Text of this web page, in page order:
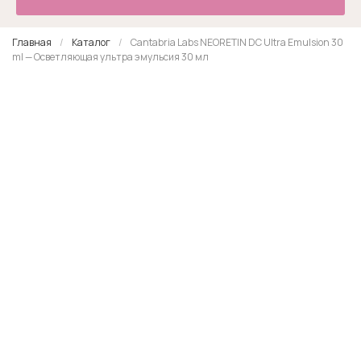
Главная Каталог
Cantabria Labs NEORETIN DC Ultra Emulsion 30
ml — Осветляющая ультра эмульсия 30 мл